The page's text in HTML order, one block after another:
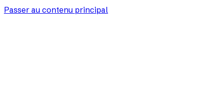
Passer au contenu principal